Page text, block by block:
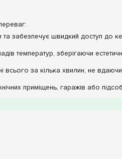
та забезпечує швидкий доступ до
температур, зберігаючи
всього за кілька хвилин, не
приміщень, гаражів або